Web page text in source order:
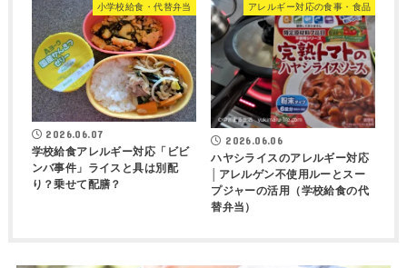
小学校給食・代替弁当
2026.06.07
学校給食アレルギー対応「ビビ
ンバ事件」ライスと具は別配
り？乗せて配膳？
アレルギー対応の食事・食品
2026.06.06
ハヤシライスのアレルギー対応
│アレルゲン不使用ルーとスー
プジャーの活用（学校給食の代
替弁当）